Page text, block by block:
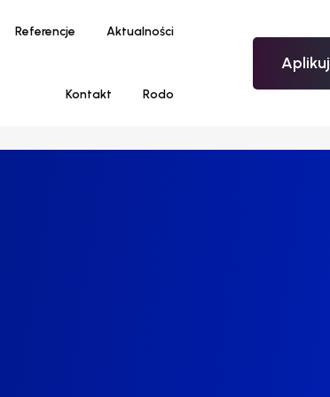
Referencje Aktualności
Kontakt Rodo
Aplikuj